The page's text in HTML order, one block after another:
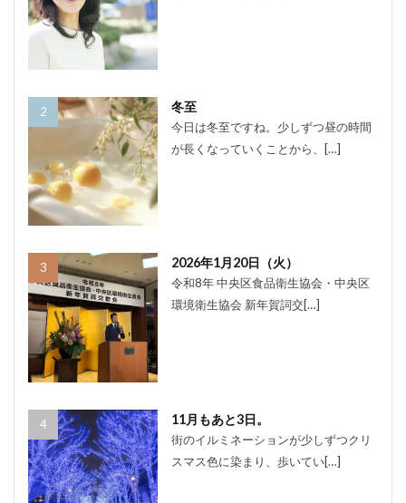
冬至
今日は冬至ですね。少しずつ昼の時間
が長くなっていくことから、[…]
2026年1月20日（火）
令和8年 中央区食品衛生協会・中央区
環境衛生協会 新年賀詞交[…]
11月もあと3日。
街のイルミネーションが少しずつクリ
スマス色に染まり、歩いてい[…]